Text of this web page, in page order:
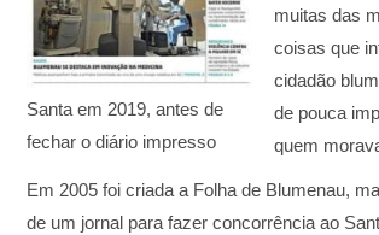
Santa em 2019, antes de
fechar o diário impresso
muitas das
coisas que
cidadão
de pouca
quem
Em 2005 foi criada a Folha de Blumenau,
de um jornal para fazer concorrência ao